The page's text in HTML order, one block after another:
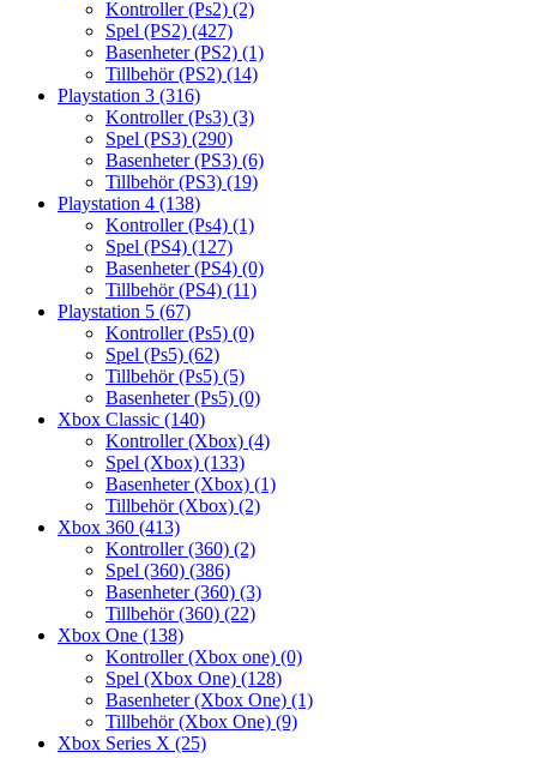
Kontroller (Ps2) (2)
Spel (PS2) (427)
Basenheter (PS2) (1)
Tillbehör (PS2) (14)
Playstation 3 (316)
Kontroller (Ps3) (3)
Spel (PS3) (290)
Basenheter (PS3) (6)
Tillbehör (PS3) (19)
Playstation 4 (138)
Kontroller (Ps4) (1)
Spel (PS4) (127)
Basenheter (PS4) (0)
Tillbehör (PS4) (11)
Playstation 5 (67)
Kontroller (Ps5) (0)
Spel (Ps5) (62)
Tillbehör (Ps5) (5)
Basenheter (Ps5) (0)
Xbox Classic (140)
Kontroller (Xbox) (4)
Spel (Xbox) (133)
Basenheter (Xbox) (1)
Tillbehör (Xbox) (2)
Xbox 360 (413)
Kontroller (360) (2)
Spel (360) (386)
Basenheter (360) (3)
Tillbehör (360) (22)
Xbox One (138)
Kontroller (Xbox one) (0)
Spel (Xbox One) (128)
Basenheter (Xbox One) (1)
Tillbehör (Xbox One) (9)
Xbox Series X (25)